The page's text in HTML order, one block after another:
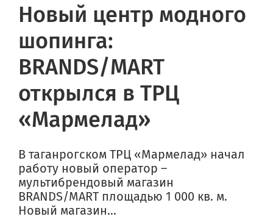
Новый центр модного
шопинга:
BRANDS/MART
открылся в ТРЦ
«Мармелад»
В таганрогском ТРЦ «Мармелад» начал
работу новый оператор –
мультибрендовый магазин
BRANDS/MART площадью 1 000 кв. м.
Новый магазин...